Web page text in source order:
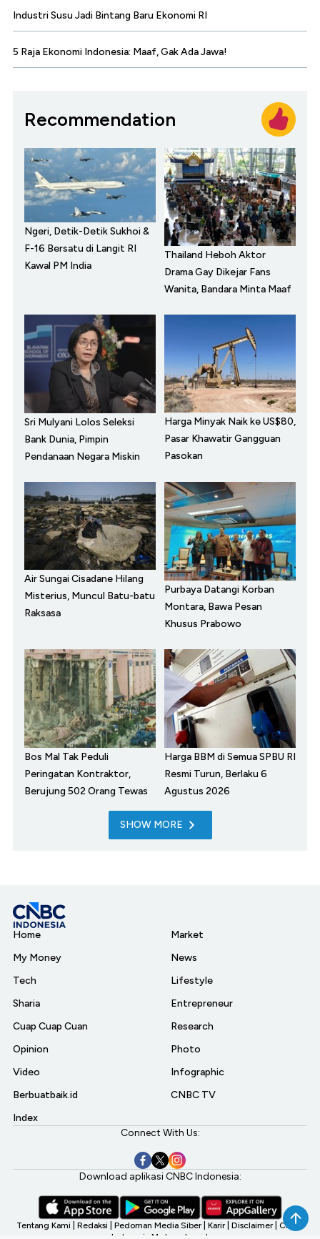
Industri Susu Jadi Bintang Baru Ekonomi RI
5 Raja Ekonomi Indonesia: Maaf, Gak Ada Jawa!
Recommendation
Ngeri, Detik-Detik Sukhoi &
F-16 Bersatu di Langit RI
Kawal PM India
Thailand Heboh Aktor
Drama Gay Dikejar Fans
Wanita, Bandara Minta Maaf
Sri Mulyani Lolos Seleksi
Bank Dunia, Pimpin
Pendanaan Negara Miskin
Harga Minyak Naik ke US$80,
Pasar Khawatir Gangguan
Pasokan
Air Sungai Cisadane Hilang
Misterius, Muncul Batu-batu
Raksasa
Purbaya Datangi Korban
Montara, Bawa Pesan
Khusus Prabowo
Bos Mal Tak Peduli
Peringatan Kontraktor,
Berujung 502 Orang Tewas
Harga BBM di Semua SPBU RI
Resmi Turun, Berlaku 6
Agustus 2026
SHOW MORE
Home
My Money
Tech
Sharia
Cuap Cuap Cuan
Opinion
Video
Berbuatbaik.id
Index
Market
News
Lifestyle
Entrepreneur
Research
Photo
Infographic
CNBC TV
Connect With Us:
Download aplikasi CNBC Indonesia:
Tentang Kami Redaksi Pedoman Media Siber Karir Disclaimer CNBC